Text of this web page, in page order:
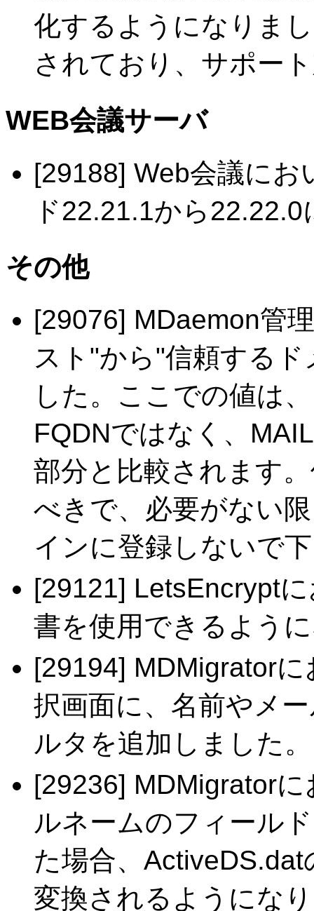
化するようになりま
されており、サポー
WEB会議サーバ
[29188] Web会議にお
ド22.21.1から
その他
[29076] MDaemon管
スト"から"信頼する
した。ここでの値は
FQDNではなく、
部分と比較されます
べきで、必要がない
インに登録しないで
[29121] LetsEncrypt
書を使用できるよう
[29194] MDMigrator
択画面に、名前やメ
ルタを追加しました。
[29236] MDMigrator
ルネームのフィール
た場合、
変換されるようにな